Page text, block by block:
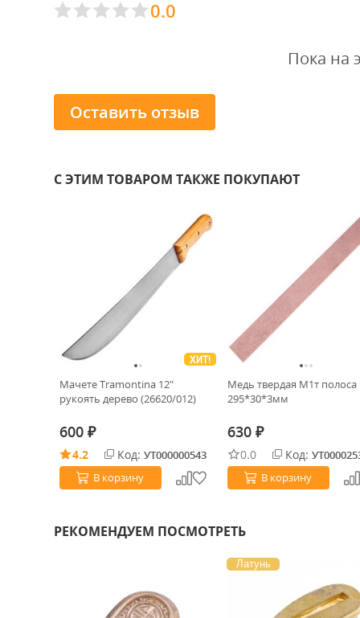
0.0
Пока на
Оставить отзыв
С ЭТИМ ТОВАРОМ ТАКЖЕ ПОКУПАЮТ
ХИТ!
Мачете Tramontina 12"
рукоять дерево (26620/012)
600 ₽
4.2 Код: УТ000000543
В корзину
Медь твердая М1т полоса
295*30*3мм
630 ₽
0.0 Код:
В корзину
РЕКОМЕНДУЕМ ПОСМОТРЕТЬ
Латунь